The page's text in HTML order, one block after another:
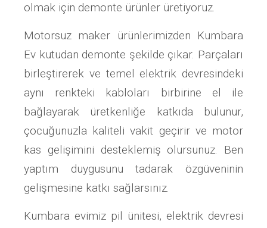
olmak için demonte ürünler üretiyoruz.
Motorsuz maker ürünlerimizden Kumbara
Ev kutudan demonte şekilde çıkar. Parçaları
birleştirerek ve temel elektrik devresindeki
aynı renkteki kabloları birbirine el ile
bağlayarak üretkenliğe katkıda bulunur,
çocuğunuzla kaliteli vakit geçirir ve motor
kas gelişimini desteklemiş olursunuz. Ben
yaptım duygusunu tadarak özgüveninin
gelişmesine katkı sağlarsınız.
Kumbara evimiz pil ünitesi, elektrik devresi